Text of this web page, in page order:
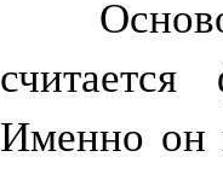
Именно он